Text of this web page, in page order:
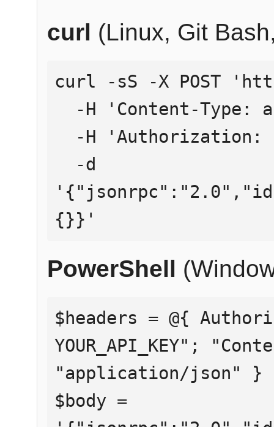
curl (Linux, Git
curl -sS -X POST
{}}'
PowerShell
$headers = @{
YOUR_API_KEY";
"application/json" }
$body =